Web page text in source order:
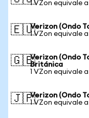
1 VZon equivale
🇪🇺Verizon (Ondo
1 VZon equivale
🇬🇧Verizon (Ondo
Británica
1 VZon equivale
🇯🇵Verizon (Ondo
1 VZon equivale